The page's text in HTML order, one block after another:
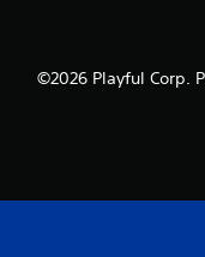
©2026 Playful Corp.